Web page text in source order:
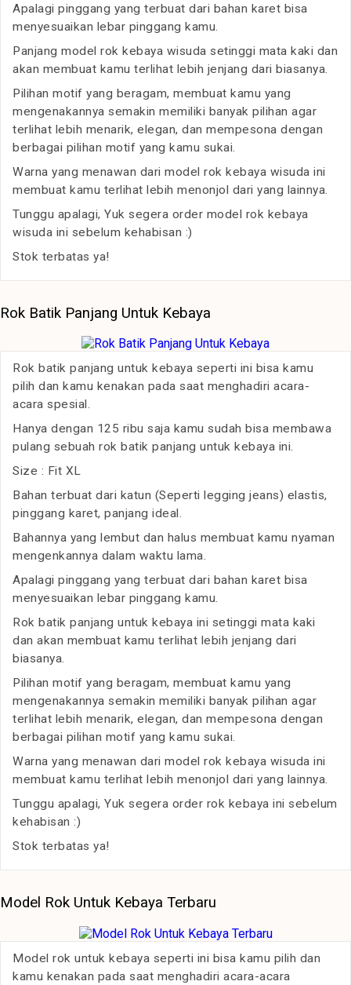
Apalagi pinggang yang terbuat dari bahan karet bisa
menyesuaikan lebar pinggang kamu.
Panjang model rok kebaya wisuda setinggi mata kaki dan
akan membuat kamu terlihat lebih jenjang dari biasanya.
Pilihan motif yang beragam, membuat kamu yang
mengenakannya semakin memiliki banyak pilihan agar
terlihat lebih menarik, elegan, dan mempesona dengan
berbagai pilihan motif yang kamu sukai.
Warna yang menawan dari model rok kebaya wisuda ini
membuat kamu terlihat lebih menonjol dari yang lainnya.
Tunggu apalagi, Yuk segera order model rok kebaya
wisuda ini sebelum kehabisan :)
Stok terbatas ya!
Rok Batik Panjang Untuk Kebaya
Rok batik panjang untuk kebaya seperti ini bisa kamu
pilih dan kamu kenakan pada saat menghadiri acara-
acara spesial.
Hanya dengan 125 ribu saja kamu sudah bisa membawa
pulang sebuah rok batik panjang untuk kebaya ini.
Size : Fit XL
Bahan terbuat dari katun (Seperti legging jeans) elastis,
pinggang karet, panjang ideal.
Bahannya yang lembut dan halus membuat kamu nyaman
mengenkannya dalam waktu lama.
Apalagi pinggang yang terbuat dari bahan karet bisa
menyesuaikan lebar pinggang kamu.
Rok batik panjang untuk kebaya ini setinggi mata kaki
dan akan membuat kamu terlihat lebih jenjang dari
biasanya.
Pilihan motif yang beragam, membuat kamu yang
mengenakannya semakin memiliki banyak pilihan agar
terlihat lebih menarik, elegan, dan mempesona dengan
berbagai pilihan motif yang kamu sukai.
Warna yang menawan dari model rok kebaya wisuda ini
membuat kamu terlihat lebih menonjol dari yang lainnya.
Tunggu apalagi, Yuk segera order rok kebaya ini sebelum
kehabisan :)
Stok terbatas ya!
Model Rok Untuk Kebaya Terbaru
Model rok untuk kebaya seperti ini bisa kamu pilih dan
kamu kenakan pada saat menghadiri acara-acara